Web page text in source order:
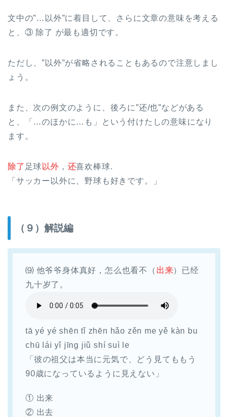
文中の”…以外”に着目して、さらに文章の意味を考える
と、③ 除了 が最も適切です。
ただし、”以外”が省略されることもあるので注意しまし
ょう。
また、次の例文のように、後ろに”还/也”などがある
と、「…のほかに…も」という付けたしの意味になり
ます。
除了 足球以外 ， 还喜欢棒球.
「サッカー以外に、野球も好きです。」
（９）解説編
⑼ 他爷爷身体真好，怎么也看不（ 出来）已经
九十岁了。
tā yé yé shēn tǐ zhēn hǎo zěn me yě kàn bu
chū lái yǐ jīng jiǔ shí suì le
「彼の祖父は本当に元気で、どう見てももう
90歳になっているように見えない」
① 出来
② 出去